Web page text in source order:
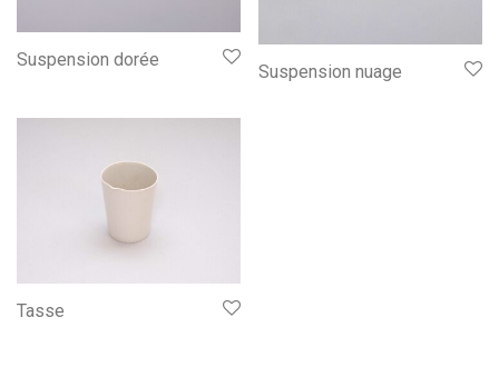
Suspension dorée
Suspension nuage
Tasse